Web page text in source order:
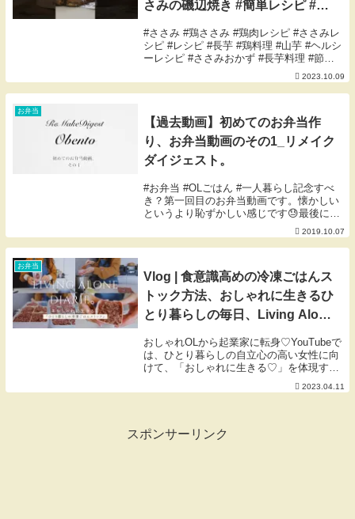
さみの磯辺焼き #簡単レシピ #簡
#ささみ #鶏ささみ #鶏肉レシピ #ささみレ
シピ #レシピ #長芋 #鶏料理 #山芋 #ヘルシ
ーレシピ #ささみおかず #長芋料理 #節約
2023.10.09
お弁当
【過去動画】初めてのお弁当作
り、お弁当動画のその1_リメイク
ダイジェスト。
#お弁当 #OLごはん #一人暮らし記念すべ
き？第一回目のお弁当動画です。懐かしい
というより恥ずかしい感じです😓最後に今
思う感想などを書いています。よければご
覧ください🐰🥞私の毎日を綴るBlog 🥞本音
のnote版（有料）🥞愛用品 動画内で...
2019.10.07
お弁当
Vlog | 食意識高めの冷凍ごはんス
トック方法、おしゃれに生きるひ
とり暮らしの毎日、Living Alone
おしゃれOLから起業家に転身♡YouTubeで
は、ひとり暮らしの自立心の高い女性に向
けて、「おしゃれに生きる♡」を体現する
「ライフスタイル」をご紹介します♫オン
ラインサロンでは、よりプライベートな情
2023.04.11
スポンサーリンク